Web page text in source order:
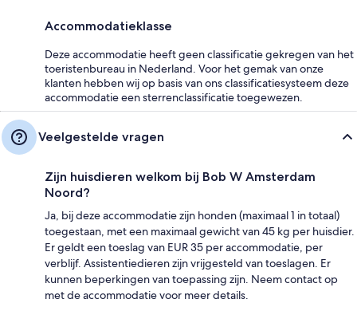
Accommodatieklasse
Deze accommodatie heeft geen classificatie gekregen van het
toeristenbureau in Nederland. Voor het gemak van onze
klanten hebben wij op basis van ons classificatiesysteem deze
accommodatie een sterrenclassificatie toegewezen.
Veelgestelde vragen
Zijn huisdieren welkom bij Bob W Amsterdam
Noord?
Ja, bij deze accommodatie zijn honden (maximaal 1 in totaal)
toegestaan, met een maximaal gewicht van 45 kg per huisdier.
Er geldt een toeslag van EUR 35 per accommodatie, per
verblijf. Assistentiedieren zijn vrijgesteld van toeslagen. Er
kunnen beperkingen van toepassing zijn. Neem contact op
met de accommodatie voor meer details.